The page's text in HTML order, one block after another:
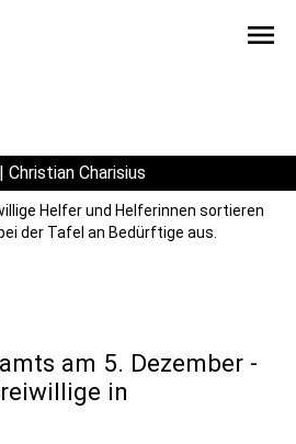
menu
Charisius
Helfer und Helferinnen sortieren
der Tafel an Bedürftige aus.
am 5. Dezember -
in